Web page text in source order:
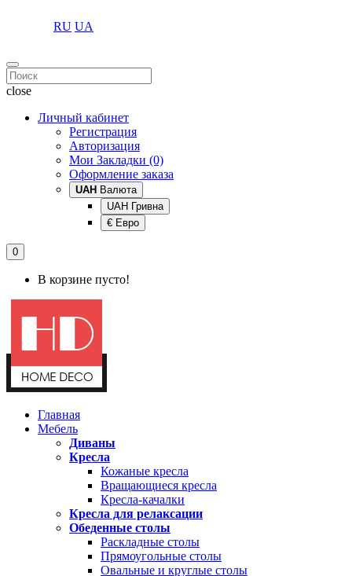
RU UA
close
Личный кабинет
Регистрация
Авторизация
Мои Закладки (0)
Оформление заказа
UAH Валюта
UAH Гривна
€ Евро
0
В корзине пусто!
Главная
Мебель
Диваны
Кресла
Кожаные кресла
Вращающиеся кресла
Кресла-качалки
Кресла для релаксации
Обеденные столы
Раскладные столы
Прямоугольные столы
Овальные и круглые столы